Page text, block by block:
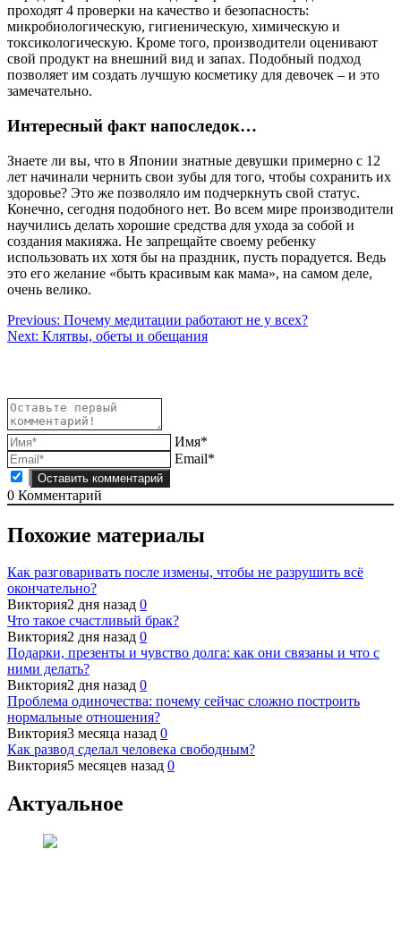
проходят 4 проверки на качество и безопасность:
микробиологическую, гигиеническую, химическую и
токсикологическую. Кроме того, производители оценивают
свой продукт на внешний вид и запах. Подобный подход
позволяет им создать лучшую косметику для девочек – и это
замечательно.
Интересный факт напоследок…
Знаете ли вы, что в Японии знатные девушки примерно с 12
лет начинали чернить свои зубы для того, чтобы сохранить их
здоровье? Это же позволяло им подчеркнуть свой статус.
Конечно, сегодня подобного нет. Во всем мире производители
научились делать хорошие средства для ухода за собой и
создания макияжа. Не запрещайте своему ребенку
использовать их хотя бы на праздник, пусть порадуется. Ведь
это его желание «быть красивым как мама», на самом деле,
очень велико.
Навигация
по
Previous: Почему медитации работают не у всех?
Next: Клятвы, обеты и обещания
Имя*
Email*
0 Комментарий
Похожие материалы
Как разговаривать после измены, чтобы не разрушить всё
окончательно?
Виктория2 дня назад 0
Что такое счастливый брак?
Виктория2 дня назад 0
Подарки, презенты и чувство долга: как они связаны и что с
ними делать?
Виктория2 дня назад 0
Проблема одиночества: почему сейчас сложно построить
нормальные отношения?
Виктория3 месяца назад 0
Как развод сделал человека свободным?
Виктория5 месяцев назад 0
Актуальное